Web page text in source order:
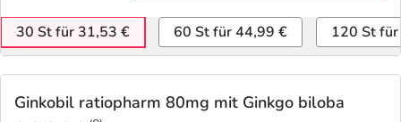
30 St für 31,53 € 60 St für 44,99 € 120 St
Ginkobil ratiopharm 80mg mit Ginkgo biloba